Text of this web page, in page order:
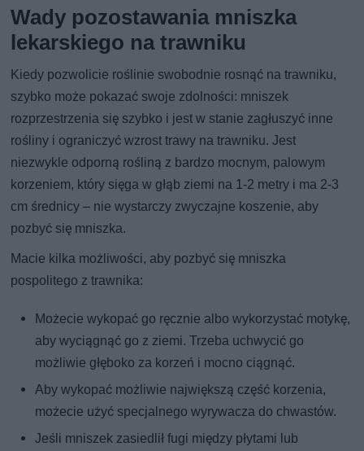
Wady pozostawania mniszka
lekarskiego na trawniku
Kiedy pozwolicie roślinie swobodnie rosnąć na trawniku,
szybko może pokazać swoje zdolności: mniszek
rozprzestrzenia się szybko i jest w stanie zagłuszyć inne
rośliny i ograniczyć wzrost trawy na trawniku. Jest
niezwykle odporną rośliną z bardzo mocnym, palowym
korzeniem, który sięga w głąb ziemi na 1-2 metry i ma 2-3
cm średnicy – nie wystarczy zwyczajne koszenie, aby
pozbyć się mniszka.
Macie kilka możliwości, aby pozbyć się mniszka
pospolitego z trawnika:
Możecie wykopać go ręcznie albo wykorzystać motykę,
aby wyciągnąć go z ziemi. Trzeba uchwycić go
możliwie głęboko za korzeń i mocno ciągnąć.
Aby wykopać możliwie największą część korzenia,
możecie użyć specjalnego wyrywacza do chwastów.
Jeśli mniszek zasiedlił fugi między płytami lub